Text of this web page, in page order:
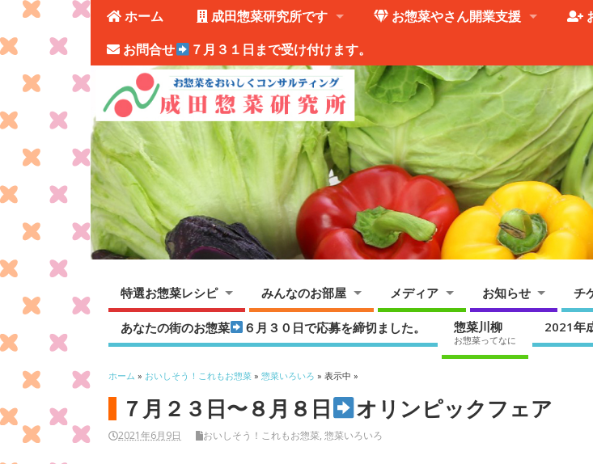
ホーム 成田惣菜研究所です お惣菜やさん開業支援
お問合せ
７月３１日まで受け付けます。
特選お惣菜レシピ みんなのお部屋 メディア お知らせ チ
あなたの街のお惣菜 ６月３０日で応募を締切ました。 惣菜川柳
お惣菜ってなに
2021年
ホーム » おいしそう！これもお惣菜 »惣菜いろいろ » 表示中 »
７月２３日〜８月８日 オリンピックフェア
2021年6月9日 おいしそう！これもお惣菜,惣菜いろいろ